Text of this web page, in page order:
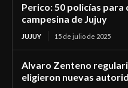
Perico: 50 policías para
campesina de Jujuy
JUJUY 15 de julio de 2025
Alvaro Zenteno
eligieron nuevas